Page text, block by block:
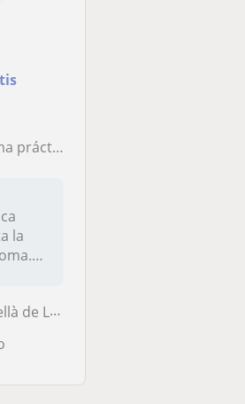
y divertida!
la
Santa Colom...